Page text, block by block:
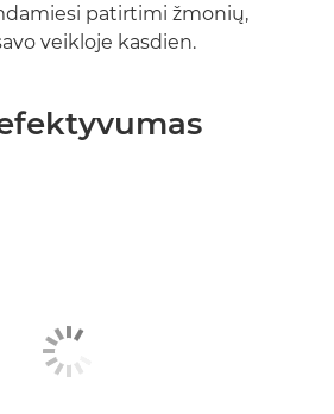
patirtimi žmonių,
veikloje kasdien.